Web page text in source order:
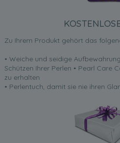
Zu Ihrem Produkt gehört das
• Weiche und seidige
Schützen Ihrer Perlen • Pearl Care
zu erhalten
• Perlentuch, damit sie nie ihren